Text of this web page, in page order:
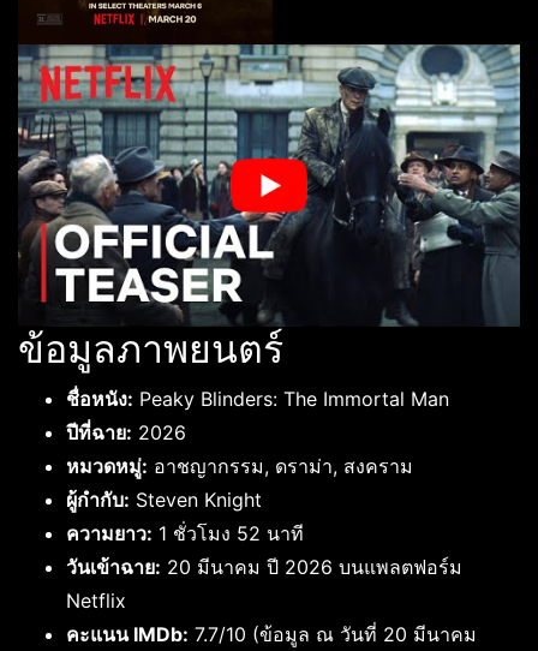
ข้อมูลภาพยนตร์
ชื่อหนัง: Peaky Blinders: The Immortal Man
ปีที่ฉาย: 2026
หมวดหมู่: อาชญากรรม, ดราม่า, สงคราม
ผู้กำกับ: Steven Knight
ความยาว: 1 ชั่วโมง 52 นาที
วันเข้าฉาย: 20 มีนาคม ปี 2026 บนแพลตฟอร์ม
Netflix
คะแนน IMDb: 7.7/10 (ข้อมูล ณ วันที่ 20 มีนาคม